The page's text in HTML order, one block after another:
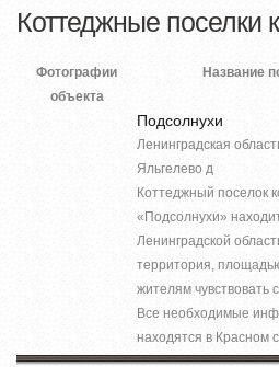
Коттеджные поселки
Фотографии
объекта
Название
Подсолнухи
Ленинградская
Яльгелево д
Коттеджный поселок
«Подсолнухи»
Ленинградской
территория,
жителям
Все необходимые
находятся в Красном